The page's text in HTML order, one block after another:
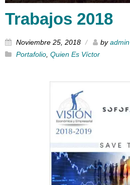
Trabajos 2018
Noviembre 25, 2018 byadmin
Portafolio, Quien Es Víctor